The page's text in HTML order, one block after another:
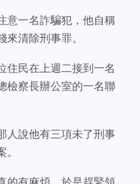
意一名詐騙犯，他自稱
清除刑事罪。
住民在上週二接到一名
檢察長辦公室的一名聯
人說他有三項未了刑事